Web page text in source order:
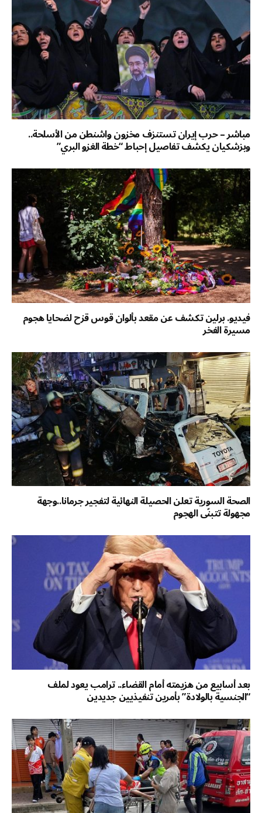
مباشر – حرب إيران تستنزف مخزون واشنطن من الأسلحة..
وبزشكيان يكشف تفاصيل إحباط “خطة الغزو البري”
فيديو. برلين تكشف عن مقعد بألوان قوس قزح لضحايا هجوم
مسيرة الفخر
الصحة السورية تعلن الحصيلة النهائية لتفجير جرمانا..وجهة
مجهولة تتبنّى الهجوم
بعد أسابيع من هزيمته أمام القضاء.. ترامب يعود لملف
“الجنسية بالولادة” بأمرين تنفيذيين جديدين